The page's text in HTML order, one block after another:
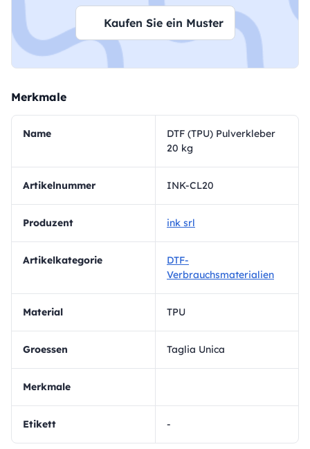
Kaufen Sie ein Muster
Merkmale
Name
DTF (TPU) Pulverkleber
20 kg
Artikelnummer INK-CL20
Produzent ink srl
Artikelkategorie
DTF-
Verbrauchsmaterialien
Material TPU
Groessen Taglia Unica
Merkmale
Etikett -